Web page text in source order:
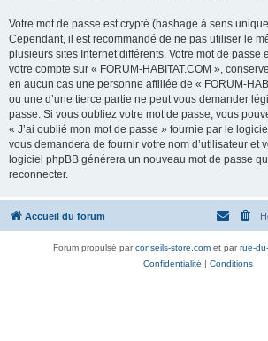
Votre mot de passe est crypté (hashage à sens
Cependant, il est recommandé de ne pas utiliser le
plusieurs sites Internet différents. Votre mot de passe
votre compte sur « FORUM-HABITAT.COM »,
en aucun cas une personne affiliée de « FORUM-
ou une d’une tierce partie ne peut vous demander
passe. Si vous oubliez votre mot de passe, vous
« J’ai oublié mon mot de passe » fournie par le
vous demandera de fournir votre nom d’utilisateur et
logiciel phpBB générera un nouveau mot de passe
reconnecter.
Accueil du forum
Forum propulsé parconseils-store.comet parrue-
Confidentialité | Conditions